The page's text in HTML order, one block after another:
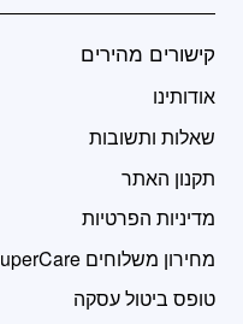
קישורים מהירים
אודותינו
שאלות ותשובות
תקנון האתר
מדיניות הפרטיות
מחירון משלוחים SuperCare 🛒
טופס ביטול עסקה